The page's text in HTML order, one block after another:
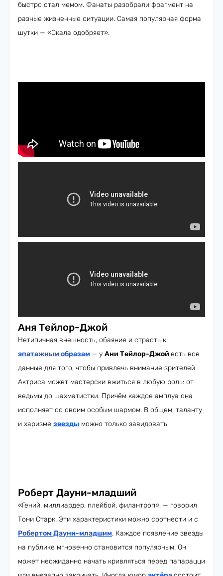
быстро стал мемом. Фанаты разобрали фрагмент на
разные жизненные ситуации. Самая популярная форма
шутки — «Скала одобряет».
Аня Тейлор-Джой
Нетипичная внешность, обаяние и страсть к
эпатажным образам — у Ани Тейлор-Джой есть все
данные для того, чтобы привлечь внимание зрителей.
Актриса может мастерски вжиться в любую роль: от
ведьмы до шахматистки. Причём каждое амплуа она
исполняет со своим особым шармом. В общем, таланту
и харизме звезды можно только завидовать!
Роберт Дауни-младший
«Гений, миллиардер, плейбой, филантроп», — говорил
Тони Старк. Эти характеристики можно соотнести и с
Робертом Дауни-младшим. Каждое появление звезды
на публике мгновенно становится популярным. Он
может неожиданно начать кривляться перед папарацци